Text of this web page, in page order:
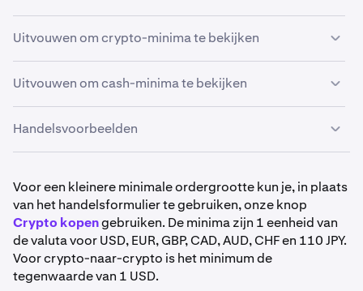
Uitvouwen om crypto-minima te bekijken
Hieronder vindt u een samenvatting van de
minimumwaarden die vereist zijn voor het storten en
verhandelen van cryptocurrencies. De minima voor
uitbetalingen zijnhier te vinden.
maken op de minima, dus plan uw activiteit
dienovereenkomstig.
De onderstaande waarden kunnen zonder kennisgeving
worden gewijzigd en is mogelijk niet altijd actueel.Log in
bij je Kraken-accountom de laatste informatie te zien op
elke stortings- en opnamepagina.
Uitvouwen om cash-minima te bekijken
Euro
5 EUR
Handelsvoorbeelden
0,0001 BTC of groter zijn.
Als je ETH verhandelt, moet het volume van de order 0,01
ETH of groter zijn.
Als je EUR verhandelt, moet het volume van de order 5
EUR of groter zijn.
Voor een kleinere minimale ordergrootte kun je, in plaats
van het handelsformulier te gebruiken, onze knop
Crypto kopengebruiken. De minima zijn 1 eenheid van
de valuta voor USD, EUR, GBP, CAD, AUD, CHF en 110 JPY.
Voor crypto-naar-crypto is het minimum de
tegenwaarde van 1 USD.